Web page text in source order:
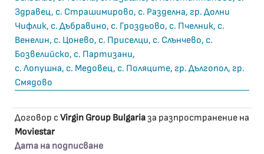
Здравец, с. Страшимирово, с. Разделна, гр. Долни
Чифлик, с. Дъбравино, с. Гроздьово, с. Пчелник, с.
Венелин, с. Цонево, с. Приселци, с. Слънчево, с.
Бозвелийско, с. Партизани,
с. Лопушна, с. Медовец, с. Поляците, гр. Дългопол, гр.
Смядово
Договор сVirgin Group Bulgariaза разпространение на
Moviestar
Дата на подписване